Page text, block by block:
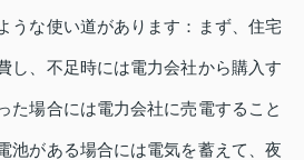
うな使い道があります：まず、住宅
し、不足時には電力会社から購入す
た場合には電力会社に売電すること
池がある場合には電気を蓄えて、夜